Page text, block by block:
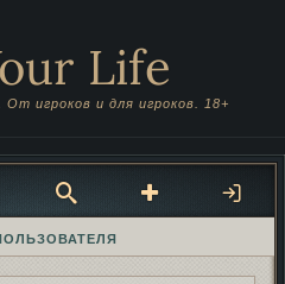
Life
игроков и для игроков. 18+